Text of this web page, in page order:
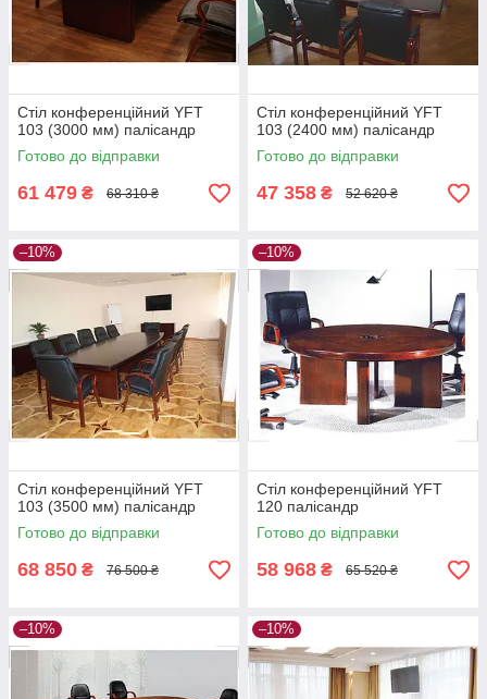
Стіл конференційний YFT
103 (3000 мм) палісандр
Готово до відправки
61 479 ₴ 68 310 ₴
Стіл конференційний YFT
103 (2400 мм) палісандр
Готово до відправки
47 358 ₴ 52 620 ₴
–10%
Стіл конференційний YFT
103 (3500 мм) палісандр
Готово до відправки
68 850 ₴ 76 500 ₴
–10%
Стіл конференційний YFT
120 палісандр
Готово до відправки
58 968 ₴ 65 520 ₴
–10% –10%